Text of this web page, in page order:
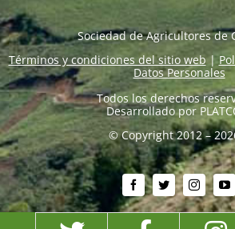
Sociedad de Agricultores de
Términos y condiciones del sitio web|
Datos Personales
Todos los derechos
Desarrollado por
© Copyright 2012 –